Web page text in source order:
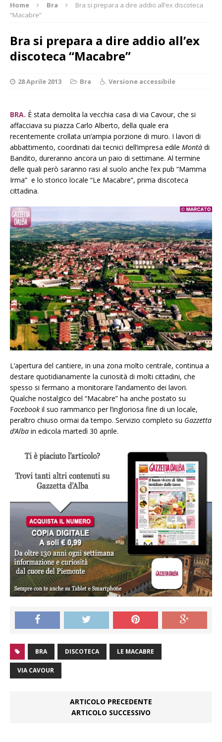
Home Bra
Bra si prepara a dire addio all’ex discoteca
“Macabre”
Bra si prepara a dire addio all’ex
discoteca “Macabre”
28 Aprile 2013 Bra Versione accessibile
BRA. È stata demolita la vecchia casa di via Cavour, che si
affacciava su piazza Carlo Alberto, della quale era
recentemente crollata un’ampia porzione di muro. I lavori di
abbattimento, coordinati dai tecnici dell’impresa edile Montà di
Bandito, dureranno ancora un paio di settimane. Al termine
delle quali però saranno rasi al suolo anche l’ex pub “Mamma
Irma” e lo storico locale “Le Macabre”, prima discoteca
cittadina.
L’apertura del cantiere, in una zona molto centrale, continua a
destare quotidianamente la curiosità di molti cittadini, che
spesso si fermano a monitorare l’andamento dei lavori.
Qualche nostalgico del “Macabre” ha anche postato su
Facebook il suo rammarico per l’ingloriosa fine di un locale,
peraltro chiuso ormai da tempo. Servizio completo su Gazzetta
d’Alba in edicola martedì 30 aprile.
BRA DISCOTECA LE MACABRE
VIA CAVOUR
ARTICOLO PRECEDENTE
ARTICOLO SUCCESSIVO